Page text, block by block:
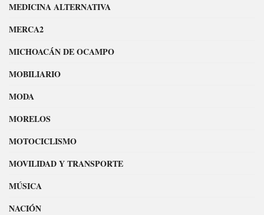
MEDICINA ALTERNATIVA
MERCA2
MICHOACÁN DE OCAMPO
MOBILIARIO
MODA
MORELOS
MOTOCICLISMO
MOVILIDAD Y TRANSPORTE
MÚSICA
NACIÓN